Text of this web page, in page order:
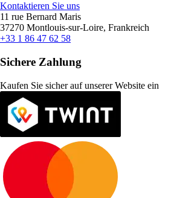
Kontaktieren Sie uns
11 rue Bernard Maris
37270 Montlouis-sur-Loire, Frankreich
+33 1 86 47 62 58
Sichere Zahlung
Kaufen Sie sicher auf unserer Website ein